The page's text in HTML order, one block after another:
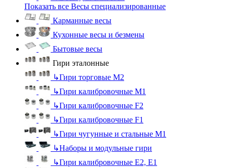
Показать все Весы специализированные
Карманные весы
Кухонные весы и безмены
Бытовые весы
Гири эталонные
↳Гири торговые М2
↳Гири калибровочные М1
↳Гири калибровочные F2
↳Гири калибровочные F1
↳Гири чугунные и стальные М1
↳Наборы и модульные гири
↳Гири калибровочные E2, Е1